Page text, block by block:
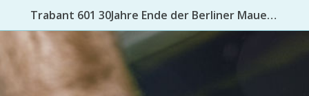
Trabant 601 30Jahre Ende der Berliner Mauer - Youngtimer Collection COBI-24557 - instruction manual